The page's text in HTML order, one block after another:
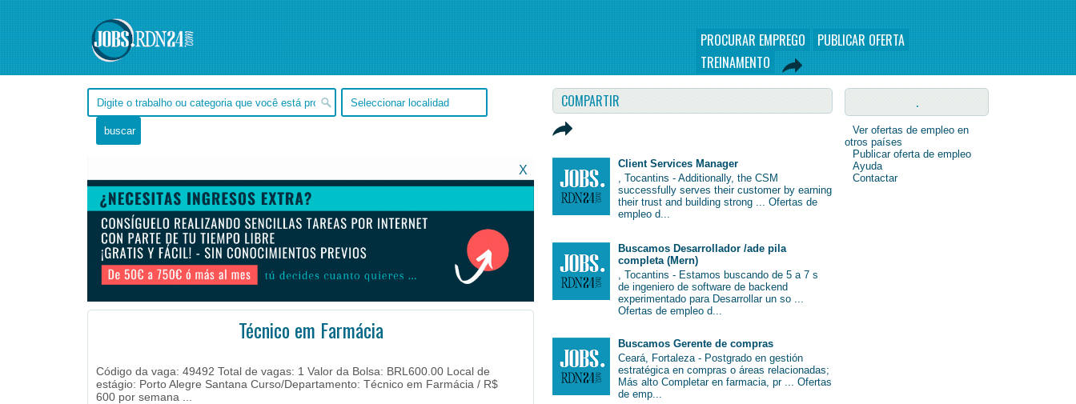
PROCURAR EMPREGO
PUBLICAR OFERTA
TREINAMENTO
X
Técnico em Farmácia
Código da vaga: 49492 Total de vagas: 1 Valor da Bolsa: BRL600.00 Local de
estágio: Porto Alegre Santana Curso/Departamento: Técnico em Farmácia / R$
600 por semana ...
COMPARTIR
Client Services Manager
, Tocantins - Additionally, the CSM
successfully serves their customer by earning
their trust and building strong ... Ofertas de
empleo d...
Buscamos Desarrollador /ade pila
completa (Mern)
, Tocantins - Estamos buscando de 5 a 7 s
de ingeniero de software de backend
experimentado para Desarrollar un so ...
Ofertas de empleo d...
Buscamos Gerente de compras
Ceará, Fortaleza - Postgrado en gestión
estratégica en compras o áreas relacionadas;
Más alto Completar en farmacia, pr ... Ofertas
de emp...
.
Ver ofertas de empleo en
otros países
Publicar oferta de empleo
Ayuda
Contactar